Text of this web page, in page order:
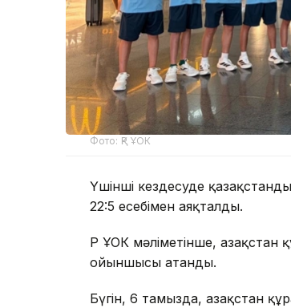
Фото: ҚР ҰОК
Үшінші кездесуде
22:5 есебімен аяқталды.
ҚР ҰОК мәліметінше,
ойыншысы атанды.
Бүгін, 6 тамызда, Қазақстан